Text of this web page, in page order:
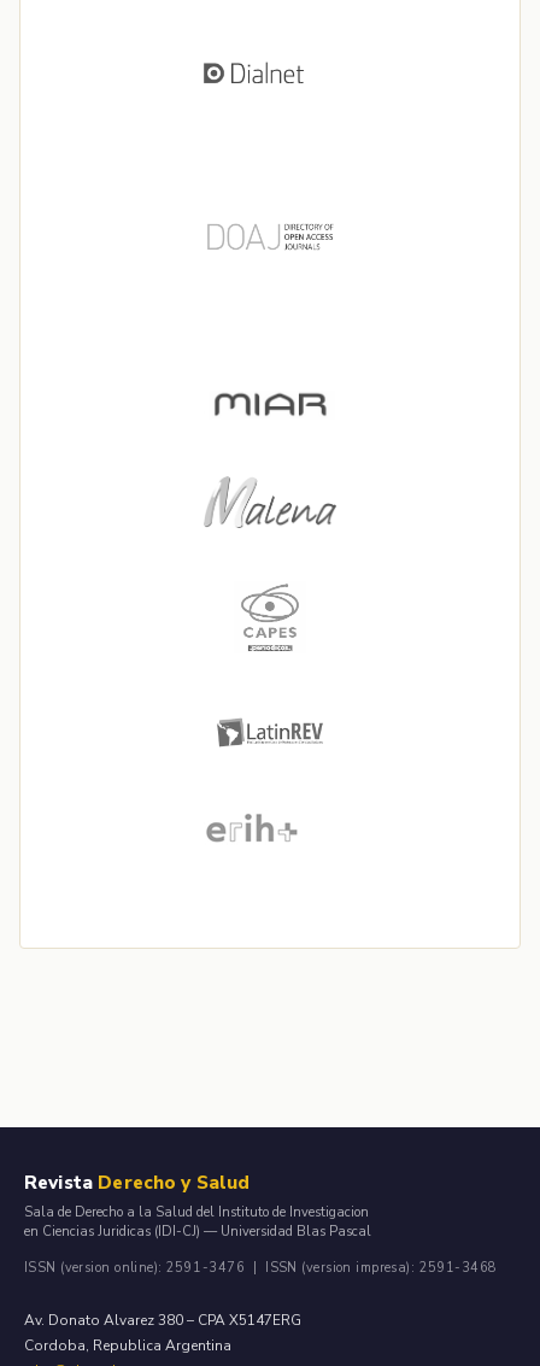
Revista Derecho y Salud
Sala de Derecho a la Salud del Instituto de Investigacion
en Ciencias Juridicas (IDI-CJ) — Universidad Blas Pascal
ISSN (version online): 2591-3476 | ISSN (version impresa): 2591-3468
Av. Donato Alvarez 380 – CPA X5147ERG
Cordoba, Republica Argentina